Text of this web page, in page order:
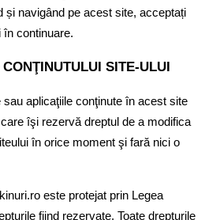
și navigând pe acest site, acceptați
continuare.
SITE-ULUI
sau aplicaţiile conţinute în acest site
îşi rezervă dreptul de a modifica
în orice moment şi fară nici o
este protejat prin Legea
fiind rezervate. Toate drepturile